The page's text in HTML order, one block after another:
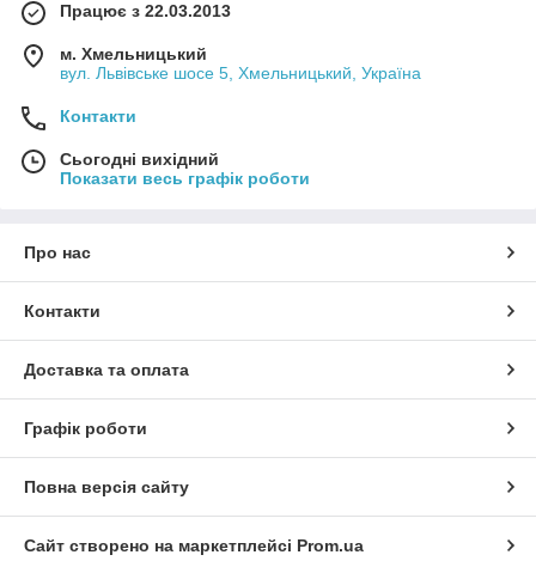
Працює з 22.03.2013
м. Хмельницький
вул. Львівське шосе 5, Хмельницький, Україна
Контакти
Сьогодні вихідний
Показати весь графік роботи
Про нас
Контакти
Доставка та оплата
Графік роботи
Повна версія сайту
Сайт створено на маркетплейсі Prom.ua